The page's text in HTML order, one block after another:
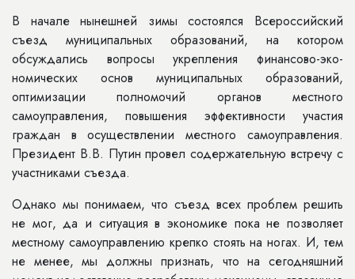
В начале нынешней зимы состоялся Всероссийский
съезд муниципальных образований, на котором
обсуждались вопросы укрепления финансово-эко­
номических основ муниципальных об­разований,
оптимизации полномочий органов местного
самоуправления, повышения эффективности участия
граждан в осуществлении местного самоуправления.
Президент В.В. Пу­тин провел содержательную встречу с
участниками съезда.
Однако мы понимаем, что съезд всех проблем решить
не мог, да и си­туация в экономике пока не позволя­ет
местному самоуправлению крепко стоять на ногах. И, тем
не менее, мы должны признать, что на сегодняш­ний